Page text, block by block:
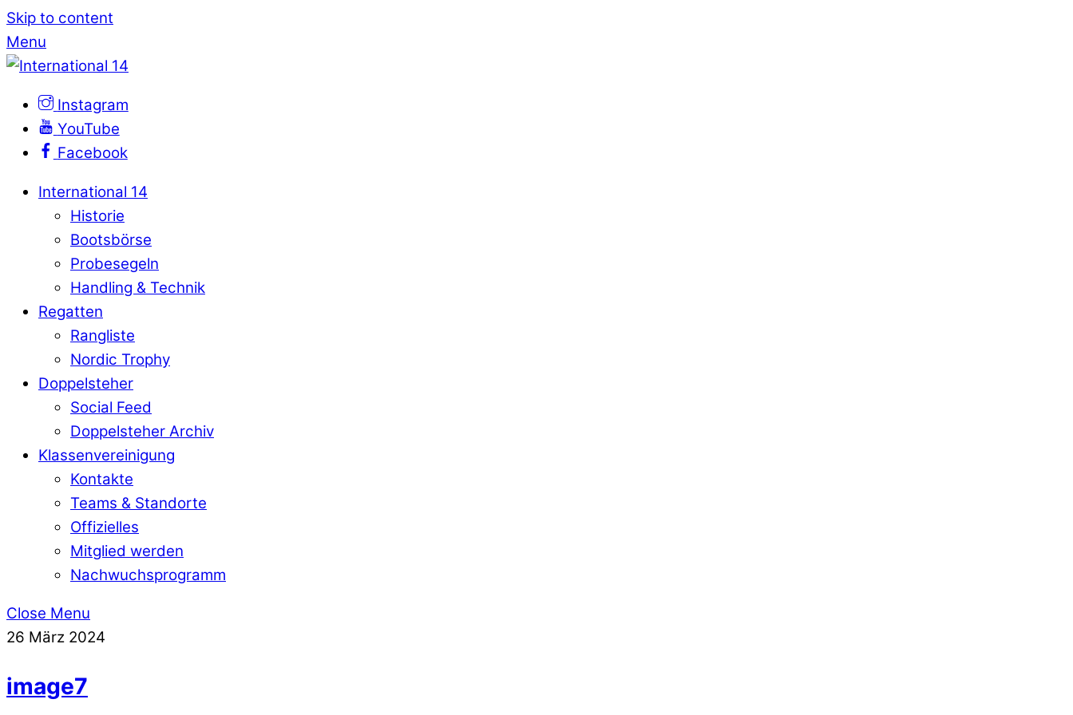
Skip to content
Menu
Instagram
YouTube
Facebook
International 14
Historie
Bootsbörse
Probesegeln
Handling & Technik
Regatten
Rangliste
Nordic Trophy
Doppelsteher
Social Feed
Doppelsteher Archiv
Klassenvereinigung
Kontakte
Teams & Standorte
Offizielles
Mitglied werden
Nachwuchsprogramm
Close Menu
26 März 2024
image7